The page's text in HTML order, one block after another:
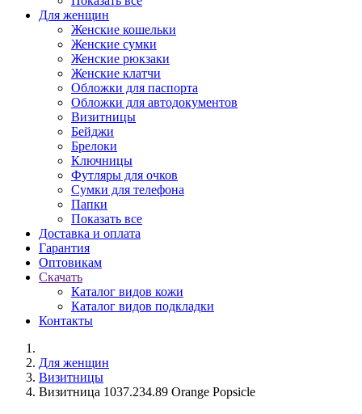
Для женщин
Женские кошельки
Женские сумки
Женские рюкзаки
Женские клатчи
Обложки для паспорта
Обложки для автодокументов
Визитницы
Бейджи
Брелоки
Ключницы
Футляры для очков
Сумки для телефона
Папки
Показать все
Доставка и оплата
Гарантия
Оптовикам
Скачать
Каталог видов кожи
Каталог видов подкладки
Контакты
Для женщин
Визитницы
Визитница 1037.234.89 Orange Popsicle